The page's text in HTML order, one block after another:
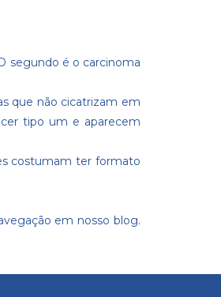
segundo é o carcinoma
que não cicatrizam em
tipo um e aparecem
costumam ter formato
em nosso blog.